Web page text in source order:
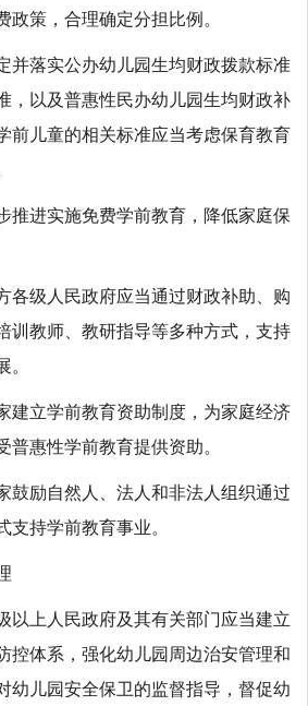
政策，合理确定分担比例。
并落实公办幼儿园生均财政拨款标准
，以及普惠性民办幼儿园生均财政补
前儿童的相关标准应当考虑保育教育
推进实施免费学前教育，降低家庭保
级人民政府应当通过财政补助、购
训教师、教研指导等多种方式，支持
。
立学前教育资助制度，为家庭经济
普惠性学前教育提供资助。
励自然人、法人和非法人组织通过
支持学前教育事业。
上人民政府及其有关部门应当建立
控体系，强化幼儿园周边治安管理和
幼儿园安全保卫的监督指导，督促幼